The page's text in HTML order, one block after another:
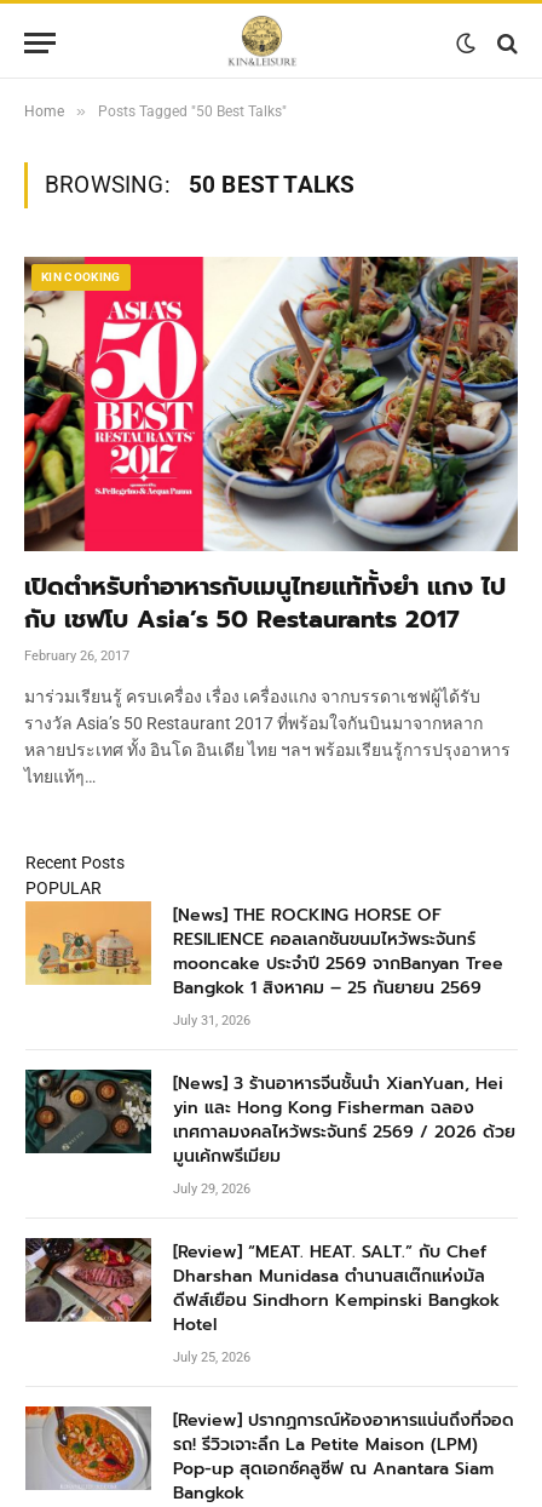
Home » Posts Tagged "50 Best Talks"
BROWSING: 50 BEST TALKS
KIN COOKING
เปิดตำหรับทำอาหารกับเมนูไทยแท้ทั้งยำ แกง ไป
กับ เชฟโบ Asia’s 50 Restaurants 2017
February 26, 2017
มาร่วมเรียนรู้ ครบเครื่อง เรื่อง เครื่องแกง จากบรรดาเชฟผู้ได้รับ
รางวัล Asia’s 50 Restaurant 2017 ที่พร้อมใจกันบินมาจากหลาก
หลายประเทศ ทั้ง อินโด อินเดีย ไทย ฯลฯ พร้อมเรียนรู้การปรุงอาหาร
ไทยแท้ๆ…
Recent Posts
POPULAR
[News] THE ROCKING HORSE OF
RESILIENCE คอลเลกชันขนมไหว้พระจันทร์
mooncake ประจำปี 2569 จากBanyan Tree
Bangkok 1 สิงหาคม – 25 กันยายน 2569
July 31, 2026
[News] 3 ร้านอาหารจีนชั้นนำ XianYuan, Hei
yin และ Hong Kong Fisherman ฉลอง
เทศกาลมงคลไหว้พระจันทร์ 2569 / 2026 ด้วย
มูนเค้กพรีเมียม
July 29, 2026
[Review] “MEAT. HEAT. SALT.” กับ Chef
Dharshan Munidasa ตำนานสเต๊กแห่งมัล
ดีฟส์เยือน Sindhorn Kempinski Bangkok
Hotel
July 25, 2026
[Review] ปรากฏการณ์ห้องอาหารแน่นถึงที่จอด
รถ! รีวิวเจาะลึก La Petite Maison (LPM)
Pop-up สุดเอกซ์คลูซีฟ ณ Anantara Siam
Bangkok